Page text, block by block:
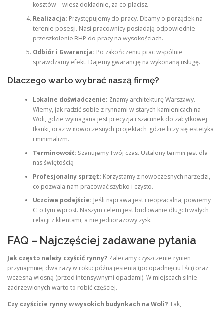
kosztów – wiesz dokładnie, za co płacisz.
Realizacja: Przystępujemy do pracy. Dbamy o porządek na
terenie posesji. Nasi pracownicy posiadają odpowiednie
przeszkolenie BHP do pracy na wysokościach.
Odbiór i Gwarancja: Po zakończeniu prac wspólnie
sprawdzamy efekt. Dajemy gwarancję na wykonaną usługę.
Dlaczego warto wybrać naszą firmę?
Lokalne doświadczenie: Znamy architekturę Warszawy.
Wiemy, jak radzić sobie z rynnami w starych kamienicach na
Woli, gdzie wymagana jest precyzja i szacunek do zabytkowej
tkanki, oraz w nowoczesnych projektach, gdzie liczy się estetyka
i minimalizm.
Terminowość: Szanujemy Twój czas. Ustalony termin jest dla
nas świętością.
Profesjonalny sprzęt: Korzystamy z nowoczesnych narzędzi,
co pozwala nam pracować szybko i czysto.
Uczciwe podejście: Jeśli naprawa jest nieopłacalna, powiemy
Ci o tym wprost. Naszym celem jest budowanie długotrwałych
relacji z klientami, a nie jednorazowy zysk.
FAQ – Najczęściej zadawane pytania
Jak często należy czyścić rynny? Zalecamy czyszczenie rynien
przynajmniej dwa razy w roku: późną jesienią (po opadnięciu liści) oraz
wczesną wiosną (przed intensywnymi opadami). W miejscach silnie
zadrzewionych warto to robić częściej.
Czy czyścicie rynny w wysokich budynkach na Woli? Tak,